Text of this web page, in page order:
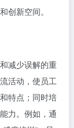
创新空间。
减少误解的重
活动，使员工
特点；同时培
力。例如，通